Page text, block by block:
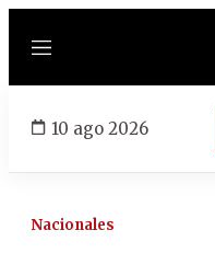
Menú
10 ago 2026
Nacionales